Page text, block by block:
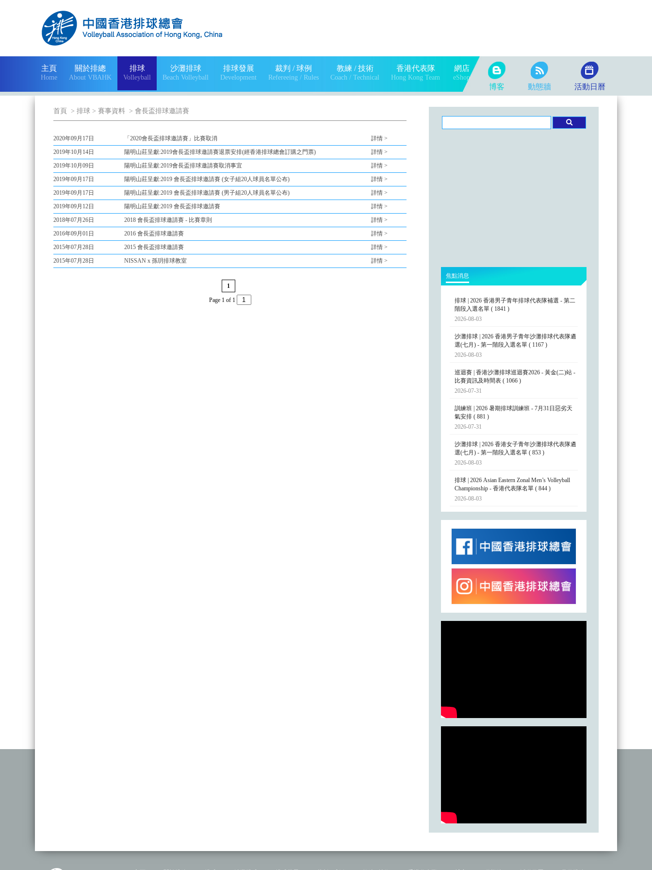
主頁
Home
關於排總
About VBAHK
排球
Volleyball
沙灘排球
Beach Volleyball
排球發展
Development
裁判 / 球例
Refereeing / Rules
教練 / 技術
Coach / Technical
香港代表隊
Hong Kong Team
網店
eShop
博客 動態牆 活動日曆
首頁 > 排球 > 賽事資料 > 會長盃排球邀請賽
2020年09月17日 「2020會長盃排球邀請賽」比賽取消
詳情 >
2019年10月14日
陽明山莊呈獻:2019會長盃排球邀請賽退票安排(經香港排球總會訂購之門票)
詳情 >
2019年10月09日
陽明山莊呈獻:2019會長盃排球邀請賽取消事宜
詳情 >
2019年09月17日
陽明山莊呈獻:2019 會長盃排球邀請賽 (女子組20人球員名單公布)
詳情 >
2019年09月17日
陽明山莊呈獻:2019 會長盃排球邀請賽 (男子組20人球員名單公布)
詳情 >
2019年09月12日
陽明山莊呈獻:2019 會長盃排球邀請賽
詳情 >
2018年07月26日
2018 會長盃排球邀請賽 - 比賽章則
詳情 >
2016年09月01日
2016 會長盃排球邀請賽
詳情 >
2015年07月28日
2015 會長盃排球邀請賽
詳情 >
2015年07月28日
NISSAN x 孫玥排球教室 詳情 >
1
Page 1 of 1
焦點消息
排球 | 2026 香港男子青年排球代表隊補選 - 第二
階段入選名單 ( 1841 )
2026-08-03
沙灘排球 | 2026 香港男子青年沙灘排球代表隊遴
選(七月) - 第一階段入選名單 ( 1167 )
2026-08-03
巡迴賽 | 香港沙灘排球巡迴賽2026 - 黃金(二)站 -
比賽資訊及時間表 ( 1066 )
2026-07-31
訓練班 | 2026 暑期排球訓練班 - 7月31日惡劣天
氣安排 ( 881 )
2026-07-31
沙灘排球 | 2026 香港女子青年沙灘排球代表隊遴
選(七月) - 第一階段入選名單 ( 853 )
2026-08-03
排球 | 2026 Asian Eastern Zonal Men’s Volleyball
Championship - 香港代表隊名單 ( 844 )
2026-08-03